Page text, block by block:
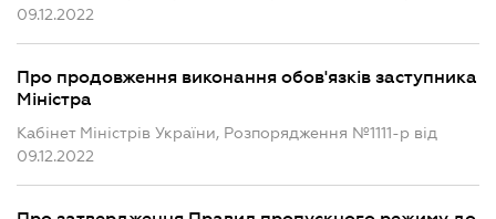
09.12.2022
Про продовження виконання обов'язків заступника
Міністра
Кабінет Міністрів України, Розпорядження №1111-р від
09.12.2022